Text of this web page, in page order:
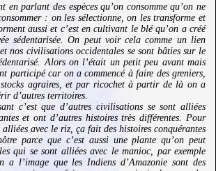
en parlant des espèces qu’on consomme qu’on ne
: on les sélectionne, on les transforme et
aussi et c’est en cultivant le blé qu’on a créé
sédentarisée. On peut voir cela comme un lien
nos civilisations occidentales se sont bâties sur le
Alors on l’était un petit peu avant mais
participé car on a commencé à faire des greniers,
agraires, et par ricochet à partir de là on a
d’autres territoires.
c’est que d’autres civilisations se sont alliées
et ont d’autres histoires très différentes. Pour
alliées avec le riz, ça fait des histoires conquérantes
parce que c’est aussi une plante qu’on peut
qui se sont alliées avec le manioc, par exemple
a l’image que les Indiens d’Amazonie sont des